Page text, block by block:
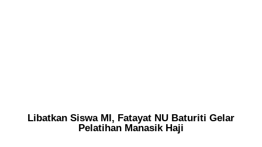
Libatkan Siswa MI, Fatayat NU Baturiti Gelar
Pelatihan Manasik Haji